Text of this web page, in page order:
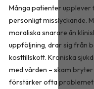
Många patienter
personligt misslyckande.
moraliska snarare än
uppföljning, drar sig från
kosttillskott. Kroniska
med vården – skam
förstärker ofta problemet